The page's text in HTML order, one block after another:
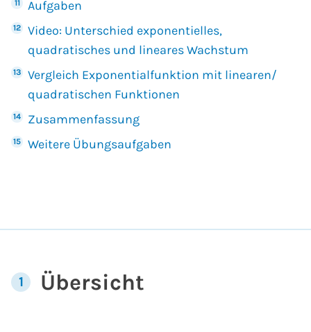
Aufgaben
Video: Unterschied exponentielles,
quadratisches und lineares Wachstum
Vergleich Exponentialfunktion mit linearen/
quadratischen Funktionen
Zusammenfassung
Weitere Übungsaufgaben
1 Übersicht